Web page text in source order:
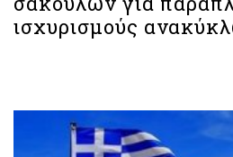
ισχυρισμούς